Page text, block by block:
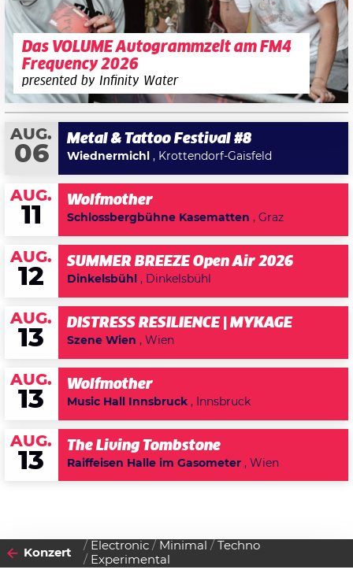
Das VOLUME Autogrammzelt am FM4
Frequency 2026
presented by Infinity Water
AUG.
06
Metal & Tattoo Festival #8
Wiednermichl , Krottendorf-Gaisfeld
AUG.
11
Wolfmother
Schlossbergbühne Kasematten , Graz
AUG.
12
SUMMER BREEZE Open Air 2026
Dinkelsbühl , Dinkelsbühl
AUG.
13
DISTRESS RESILIENCE | MYKAGE
Szene Wien , Wien
AUG.
13
Wolfmother
Music Hall Innsbruck , Innsbruck
AUG.
13
The Living Tombstone
Raiffeisen Halle im Gasometer , Wien
Konzert
Electronic Minimal
Techno
Experimental